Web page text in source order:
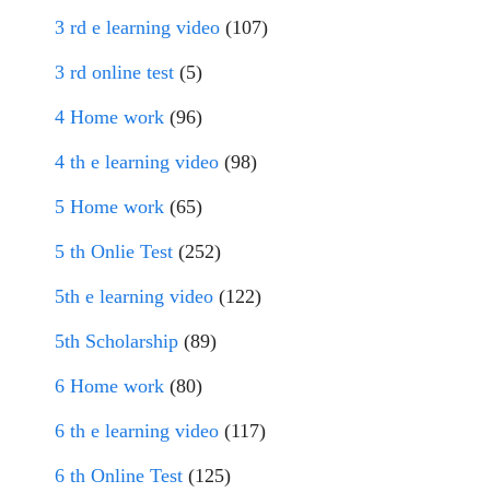
3 rd e learning video (107)
3 rd online test (5)
4 Home work (96)
4 th e learning video (98)
5 Home work (65)
5 th Onlie Test (252)
5th e learning video (122)
5th Scholarship (89)
6 Home work (80)
6 th e learning video (117)
6 th Online Test (125)